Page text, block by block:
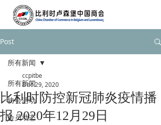
Post
所有新闻
协会活动
会员动态
所有新闻
比利时防控新冠肺炎疫情播
报 2020年12月29日
ccpitbe
Dec 29, 2020